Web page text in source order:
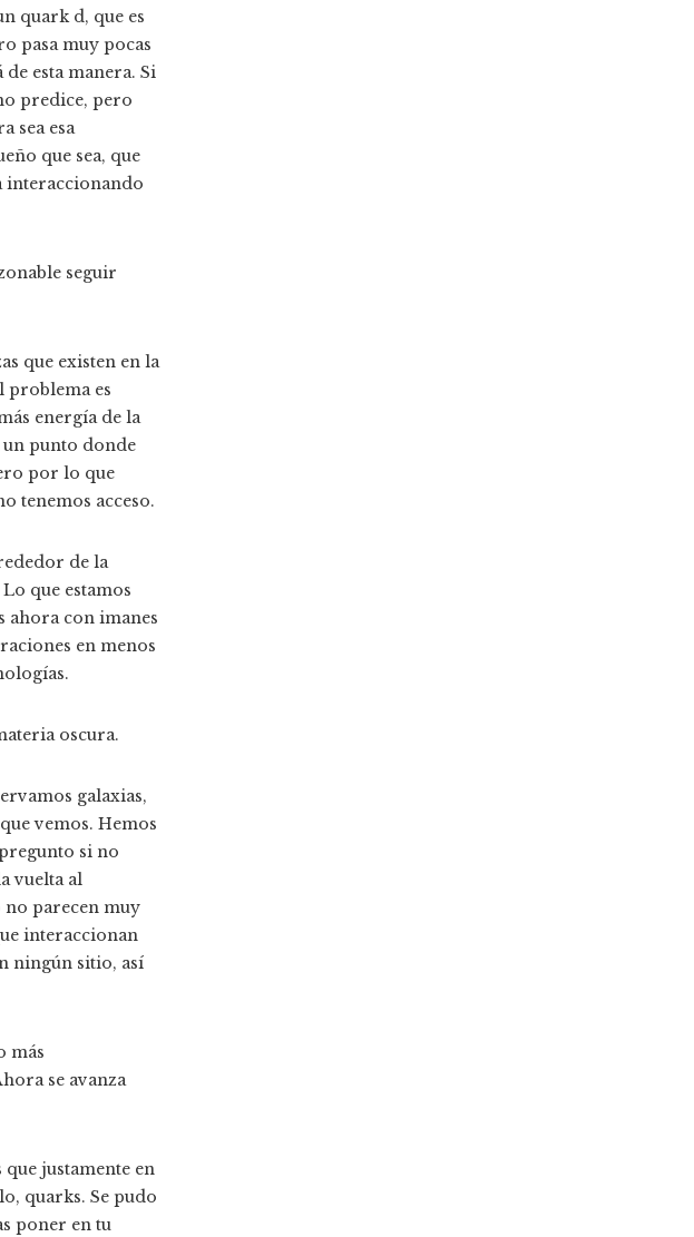
quark d, que es
pasa muy pocas
esta manera. Si
predice, pero
sea esa
que sea, que
interaccionando
seguir
que existen en la
problema es
energía de la
un punto donde
por lo que
tenemos acceso.
de la
que estamos
ahora con imanes
en menos
oscura.
galaxias,
vemos. Hemos
si no
vuelta al
parecen muy
interaccionan
ningún sitio, así
más
se avanza
justamente en
quarks. Se pudo
poner en tu